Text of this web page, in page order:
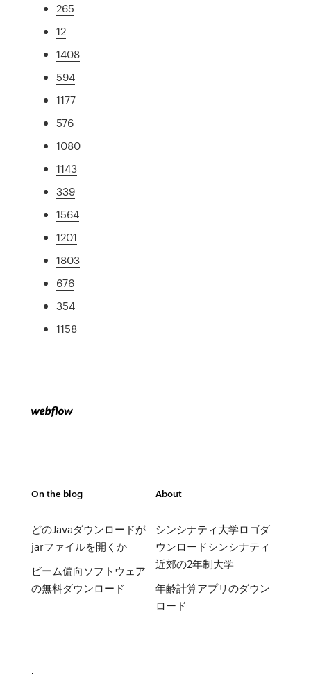
265
12
1408
594
1177
576
1080
1143
339
1564
1201
1803
676
354
1158
On the blog
どのJavaダウンロードが
jarファイルを開くか
ビーム偏向ソフトウェア
の無料ダウンロード
About
シンシナティ大学ロゴダ
ウンロードシンシナティ
近郊の2年制大学
年齢計算アプリのダウン
ロード